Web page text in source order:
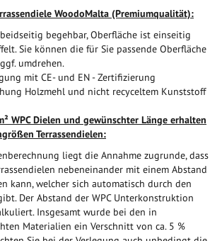
WoodoMalta (Premiumqualität):
begehbar, Oberfläche ist einseitig
Sie können die für Sie passende Oberfläche
umdrehen.
mit CE- und EN - Zertifizierung
Holzmehl und nicht recyceltem Kunststoff
WPC Dielen und gewünschter Länge erhalten
Terrassendielen:
liegt die Annahme zugrunde, dass
nebeneinander mit einem Abstand
kann, welcher sich automatisch durch den
Der Abstand der WPC Unterkonstruktion
Insgesamt wurde bei den in
Materialien ein Verschnitt von ca. 5 %